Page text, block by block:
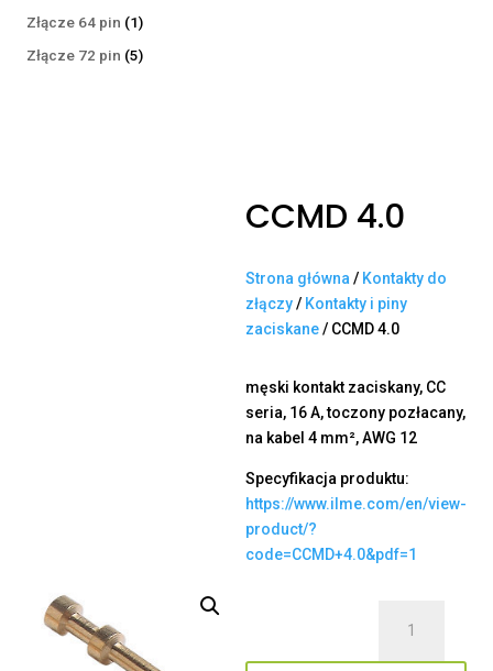
produkty
Złącze 64 pin 11
produkt
Złącze 72 pin 55
CCMD 4.0
Strona główna / Kontakty do
złączy/ Kontakty i piny
zaciskane/ CCMD 4.0
męski kontakt zaciskany, CC
seria, 16 A, toczony pozłacany,
na kabel 4 mm², AWG 12
Specyfikacja produktu:
https://www.ilme.com/en/view-
product/?
code=CCMD+4.0&pdf=1
CCMD
4.0